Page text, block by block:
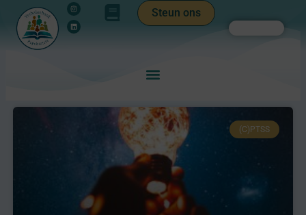
inhoud
naar
Instagram
Linkedin
Steun ons
Zoeken
(C)PTSS